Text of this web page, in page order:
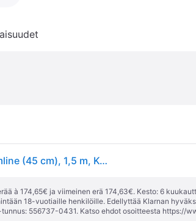
AEG FSE62417P, Puolittain integroitu, Slimline (45 cm), 1,5 m, Kori, 9 paikkoja, B
à 174,65€ ja viimeinen erä 174,63€. Kesto: 6
18-vuotiaille henkilöille. Edellyttää Klarnan
556737-0431. Katso ehdot osoitteesta https://